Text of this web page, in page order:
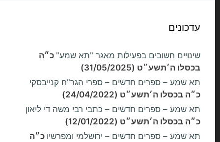
עדכונים
שינויים חשובים בפעילות מאגר "תא שמע" כ״ה
בכסלו ה׳תשע״ט (31/05/2025)
תא שמע – ספרים חדשים – ספרי הגר"ח קנייבסקי
כ״ה בכסלו ה׳תשע״ט (24/04/2022)
תא שמע – ספרים חדשים – כתבי רבי משה די ליאון
כ״ה בכסלו ה׳תשע״ט (12/01/2022)
תא שמע – ספרים חדשים – ירושלמי ומפרשיו כ״ה